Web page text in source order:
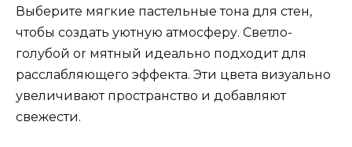
Выберите мягкие пастельные тона для стен,
чтобы создать уютную атмосферу. Светло-
голубой or мятный идеально подходит для
расслабляющего эффекта. Эти цвета визуально
увеличивают пространство и добавляют
свежести.